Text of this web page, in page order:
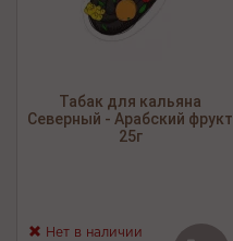
Табак для кальяна
Северный - Арабский фрукт
25г
Нет в наличии